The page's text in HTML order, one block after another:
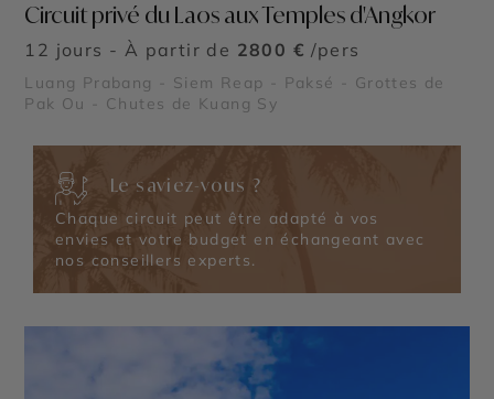
Circuit privé du Laos aux Temples d'Angkor
12 jours - À partir de 2800 € /pers
Luang Prabang - Siem Reap - Paksé - Grottes de
Pak Ou - Chutes de Kuang Sy
Le saviez-vous ?
Chaque circuit peut être adapté à vos
envies et votre budget en échangeant avec
nos conseillers experts.